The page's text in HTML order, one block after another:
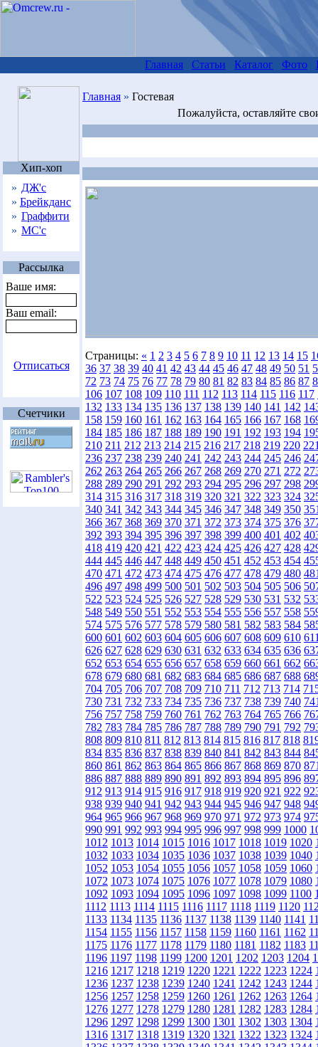
Хип-хоп
» ДЖ'с
» Брейкданс
» Граффити
» МС'с
Рассылка
Ваше имя:
Ваш email:
Отписаться
Счетчики
Главная Статьи Каталог Фото
Главная » Гостевая
Пожалуйста, оставляйте
Страницы: « 1 2 3 4 5 6 7 8 9 10 11 12 13 14 15
36 37 38 39 40 41 42 43 44 45 46 47 48 49 50 51
72 73 74 75 76 77 78 79 80 81 82 83 84 85 86 87
106 107 108 109 110 111 112 113 114 115 116 117
132 133 134 135 136 137 138 139 140 141 142
158 159 160 161 162 163 164 165 166 167 168
184 185 186 187 188 189 190 191 192 193 194
210 211 212 213 214 215 216 217 218 219 220
236 237 238 239 240 241 242 243 244 245 246
262 263 264 265 266 267 268 269 270 271 272
288 289 290 291 292 293 294 295 296 297 298
314 315 316 317 318 319 320 321 322 323 324
340 341 342 343 344 345 346 347 348 349 350
366 367 368 369 370 371 372 373 374 375 376
392 393 394 395 396 397 398 399 400 401 402
418 419 420 421 422 423 424 425 426 427 428
444 445 446 447 448 449 450 451 452 453 454
470 471 472 473 474 475 476 477 478 479 480
496 497 498 499 500 501 502 503 504 505 506
522 523 524 525 526 527 528 529 530 531 532
548 549 550 551 552 553 554 555 556 557 558
574 575 576 577 578 579 580 581 582 583 584
600 601 602 603 604 605 606 607 608 609 610
626 627 628 629 630 631 632 633 634 635 636
652 653 654 655 656 657 658 659 660 661 662
678 679 680 681 682 683 684 685 686 687 688
704 705 706 707 708 709 710 711 712 713 714
730 731 732 733 734 735 736 737 738 739 740
756 757 758 759 760 761 762 763 764 765 766
782 783 784 785 786 787 788 789 790 791 792
808 809 810 811 812 813 814 815 816 817 818
834 835 836 837 838 839 840 841 842 843 844
860 861 862 863 864 865 866 867 868 869 870
886 887 888 889 890 891 892 893 894 895 896
912 913 914 915 916 917 918 919 920 921 922
938 939 940 941 942 943 944 945 946 947 948
964 965 966 967 968 969 970 971 972 973 974
990 991 992 993 994 995 996 997 998 999 1000
1012 1013 1014 1015 1016 1017 1018 1019 1020
1032 1033 1034 1035 1036 1037 1038 1039 1040
1052 1053 1054 1055 1056 1057 1058 1059 1060
1072 1073 1074 1075 1076 1077 1078 1079 1080
1092 1093 1094 1095 1096 1097 1098 1099 1100
1112 1113 1114 1115 1116 1117 1118 1119 1120
1133 1134 1135 1136 1137 1138 1139 1140 1141
1154 1155 1156 1157 1158 1159 1160 1161 1162
1175 1176 1177 1178 1179 1180 1181 1182 1183
1196 1197 1198 1199 1200 1201 1202 1203 1204
1216 1217 1218 1219 1220 1221 1222 1223 1224
1236 1237 1238 1239 1240 1241 1242 1243 1244
1256 1257 1258 1259 1260 1261 1262 1263 1264
1276 1277 1278 1279 1280 1281 1282 1283 1284
1296 1297 1298 1299 1300 1301 1302 1303 1304
1316 1317 1318 1319 1320 1321 1322 1323 1324